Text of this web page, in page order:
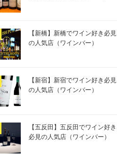
【新橋】新橋でワイン好き必見
の人気店（ワインバー）
【新宿】新宿でワイン好き必見
の人気店（ワインバー）
【五反田】五反田でワイン好き
必見の人気店（ワインバー）